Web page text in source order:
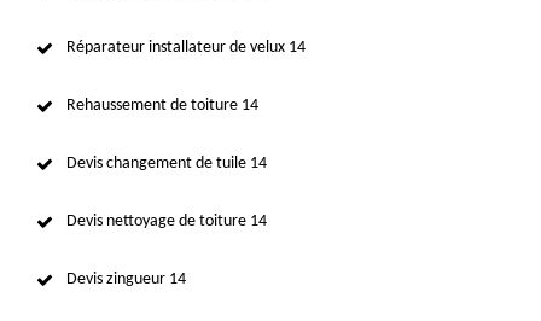
Réparateur installateur de velux 14
Rehaussement de toiture 14
Devis changement de tuile 14
Devis nettoyage de toiture 14
Devis zingueur 14